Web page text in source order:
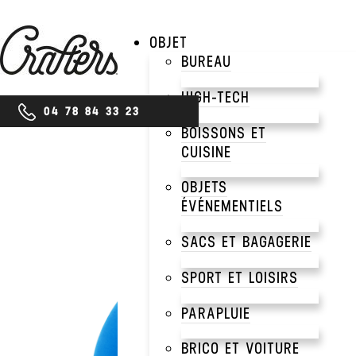
04 78 84 33 23
OBJET
BUREAU
HIGH-TECH
BOISSONS ET
CUISINE
OBJETS
ÉVÉNEMENTIELS
SACS ET BAGAGERIE
SPORT ET LOISIRS
PARAPLUIE
BRICO ET VOITURE